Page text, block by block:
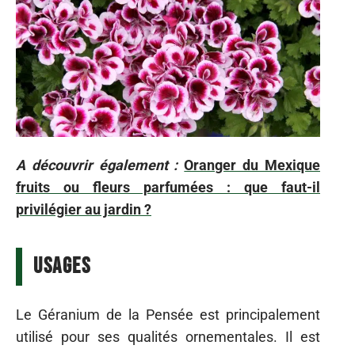
A découvrir également : Oranger du Mexique
fruits ou fleurs parfumées : que faut-il
privilégier au jardin ?
Usages
Le Géranium de la Pensée est principalement
utilisé pour ses qualités ornementales. Il est